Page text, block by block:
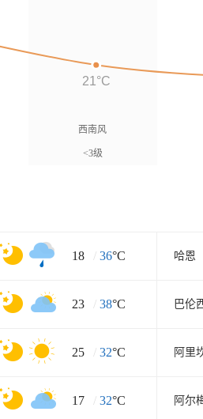
西南风
<3级
21°C
18 / 36°C 哈恩
23 / 38°C 巴伦
25 / 32°C 阿里
17 / 32°C 阿尔